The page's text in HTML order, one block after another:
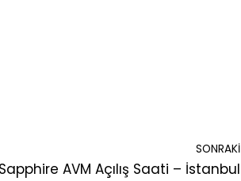
SONRAKI
AVM Açılış Saati – İstanbul